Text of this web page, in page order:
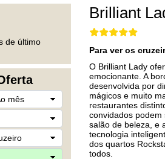
de último
Brilliant
Para ver os
O Brilliant Lady
emocionante. A
desenvolvida por
mágicos e muito
restaurantes
convidados podem
salão de beleza, e
tecnologia
dos quartos
todos.